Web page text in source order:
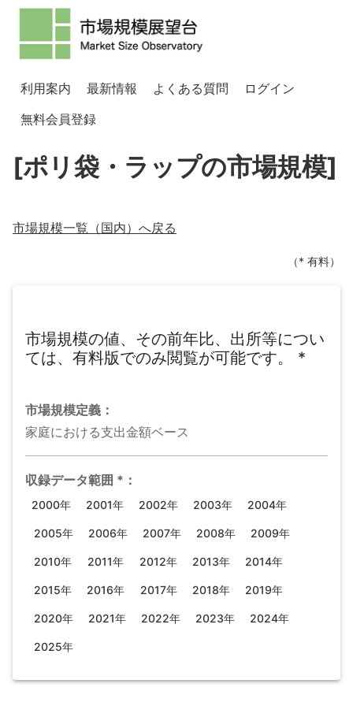
利用案内 最新情報 よくある質問
ログイン
無料会員登録
[ポリ袋・ラップの市場規模]
市場規模一覧（国内）へ戻る
（* 有料）
市場規模の値、その前年比、出所等につい
ては、有料版でのみ閲覧が可能です。
*
市場規模定義：
家庭における支出金額ベース
収録データ範囲 * ：
2000年 2001年 2002年 2003年 2004年
2005年 2006年 2007年 2008年 2009年
2010年 2011年 2012年 2013年 2014年
2015年 2016年 2017年 2018年 2019年
2020年 2021年 2022年 2023年 2024年
2025年